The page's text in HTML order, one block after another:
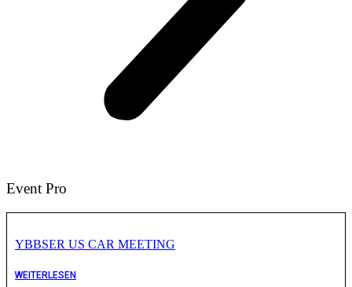
Event Pro
YBBSER US CAR MEETING
WEITERLESEN